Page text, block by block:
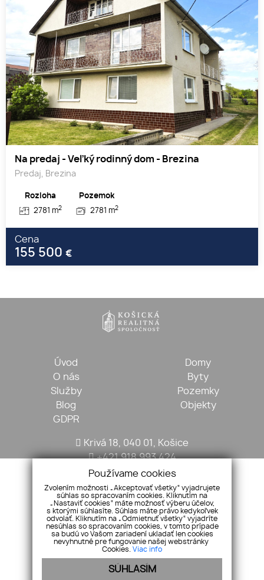
Na predaj - Veľký rodinný dom - Brezina
Predaj, Brezina
Rozloha
2781 m2
Pozemok
2781 m2
Cena
155 500 €
Úvod
O nás
Služby
Blog
GDPR
Domy
Byty
Pozemky
Objekty
Krivá 18, 040 01, Košice
+421 918 993 424
kosickarealitna@gmail.com
Pridajte si nás
Používame cookies
Zvolením možnosti „Akceptovať všetky“ vyjadrujete
súhlas so spracovaním cookies. Kliknutím na
„Nastaviť cookies“ máte možnosť výberu účelov,
s ktorými súhlasíte. Súhlas máte právo kedykoľvek
odvolať. Kliknutím na „Odmietnuť všetky“ vyjadríte
nesúhlas so spracovaním cookies, v tomto prípade
sa budú vo Vašom zariadení ukladať len cookies
nevyhnutné pre fungovanie našej webstránky
Cookies. Viac info
SÚHLASÍM